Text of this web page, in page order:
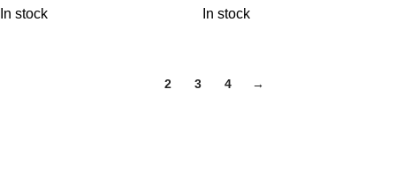
In stock In stock
2 3 4 →